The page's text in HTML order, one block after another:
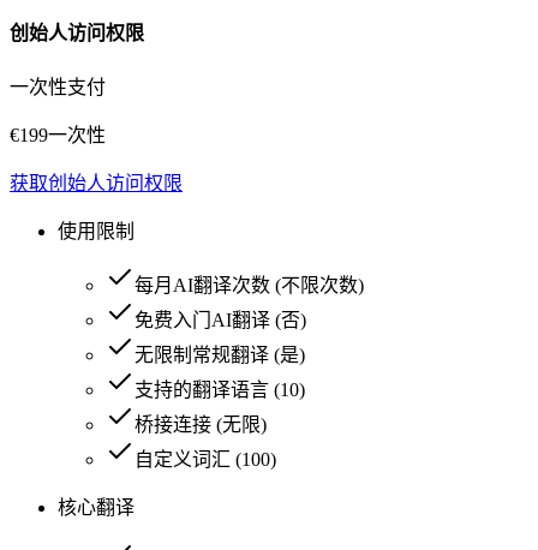
创始人访问权限
一次性支付
€199一次性
获取创始人访问权限
使用限制
每月AI翻译次数 (不限次数)
免费入门AI翻译 (否)
无限制常规翻译 (是)
支持的翻译语言 (10)
桥接连接 (无限)
自定义词汇 (100)
核心翻译